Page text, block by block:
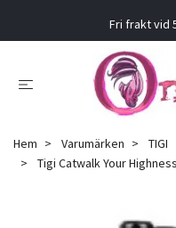
Fri frakt vid
Hem Varumärken
TIGI
Tigi Catwalk Your